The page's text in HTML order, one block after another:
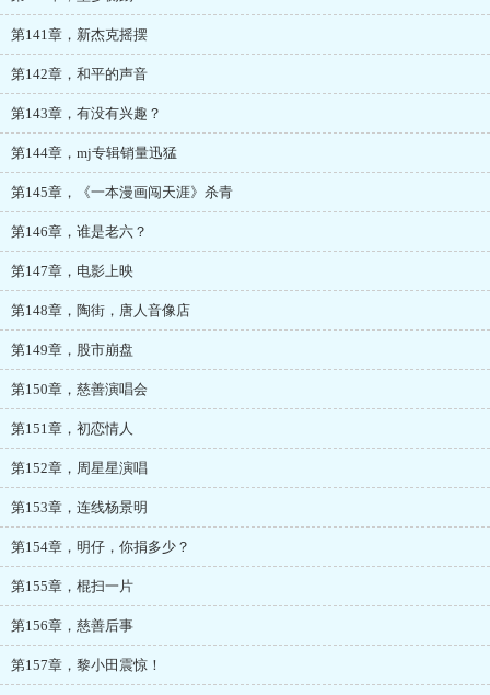
第141章，新杰克摇摆
第142章，和平的声音
第143章，有没有兴趣？
第144章，mj专辑销量迅猛
第145章，《一本漫画闯天涯》杀青
第146章，谁是老六？
第147章，电影上映
第148章，陶街，唐人音像店
第149章，股市崩盘
第150章，慈善演唱会
第151章，初恋情人
第152章，周星星演唱
第153章，连线杨景明
第154章，明仔，你捐多少？
第155章，棍扫一片
第156章，慈善后事
第157章，黎小田震惊！